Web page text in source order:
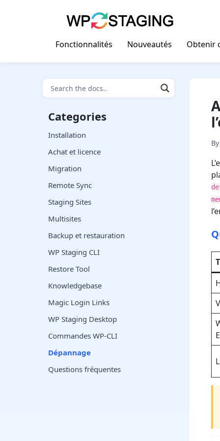
Fonctionnalités
Nouveautés Obtenir
Categories
Installation
Achat et licence
Migration
Remote Sync
Staging Sites
Multisites
Backup et restauration
WP Staging CLI
Restore Tool
Knowledgebase
Magic Login Links
WP Staging Desktop
Commandes WP-CLI
Dépannage
Questions fréquentes